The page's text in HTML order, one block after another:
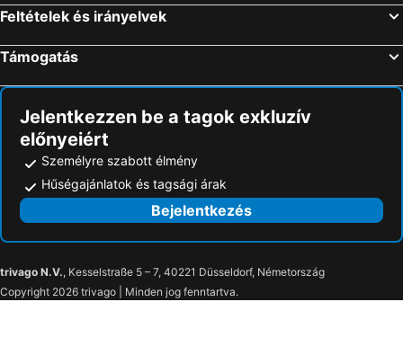
Feltételek és irányelvek
Támogatás
Jelentkezzen be a tagok exkluzív
előnyeiért
Személyre szabott élmény
Hűségajánlatok és tagsági árak
Bejelentkezés
trivago N.V., Kesselstraße 5 – 7, 40221 Düsseldorf, Németország
Copyright 2026 trivago | Minden jog fenntartva.